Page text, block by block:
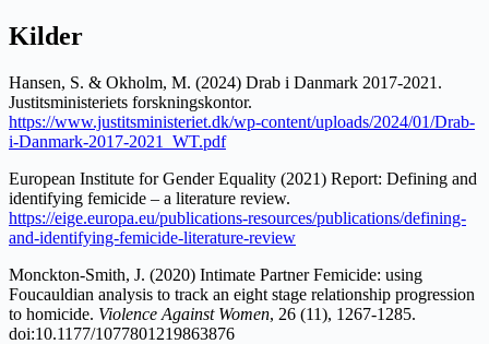
Kilder
Hansen, S. & Okholm, M. (2024) Drab i Danmark 2017-2021.
Justitsministeriets forskningskontor.
https://www.justitsministeriet.dk/wp-content/uploads/2024/01/Drab-
i-Danmark-2017-2021_WT.pdf
European Institute for Gender Equality (2021) Report: Defining and
identifying femicide – a literature review.
https://eige.europa.eu/publications-resources/publications/defining-
and-identifying-femicide-literature-review
Monckton-Smith, J. (2020) Intimate Partner Femicide: using
Foucauldian analysis to track an eight stage relationship progression
to homicide. Violence Against Women, 26 (11), 1267-1285.
doi:10.1177/1077801219863876